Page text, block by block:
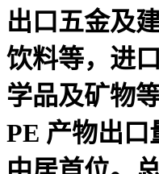
出口五金及
饮料等，进
学品及矿物
PE 产物出